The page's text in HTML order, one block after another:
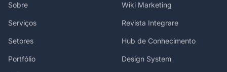
Sobre
Serviços
Setores
Portfólio
Wiki Marketing
Revista Integrare
Hub de Conhecimento
Design System